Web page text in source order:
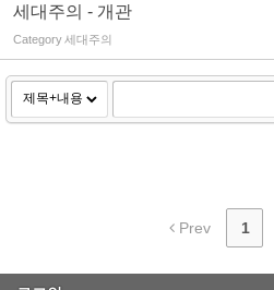
세대주의 - 개관
Category세대주의
Prev 1